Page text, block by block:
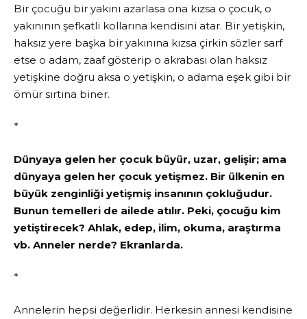
Bir çocuğu bir yakını azarlasa ona kızsa o çocuk, o
yakınının şefkatli kollarına kendisini atar. Bir yetişkin,
haksız yere başka bir yakınına kızsa çirkin sözler sarf
etse o adam, zaaf gösterip o akrabası olan haksız
yetişkine doğru aksa o yetişkin, o adama eşek gibi bir
ömür sırtına biner.
*
Dünyaya gelen her çocuk büyür, uzar, gelişir; ama
dünyaya gelen her çocuk yetişmez. Bir ülkenin en
büyük zenginliği yetişmiş insanının çokluğudur.
Bunun temelleri de ailede atılır. Peki, çocuğu kim
yetiştirecek? Ahlak, edep, ilim, okuma, araştırma
vb. Anneler nerde? Ekranlarda.
*
Annelerin hepsi değerlidir. Herkesin annesi kendisine